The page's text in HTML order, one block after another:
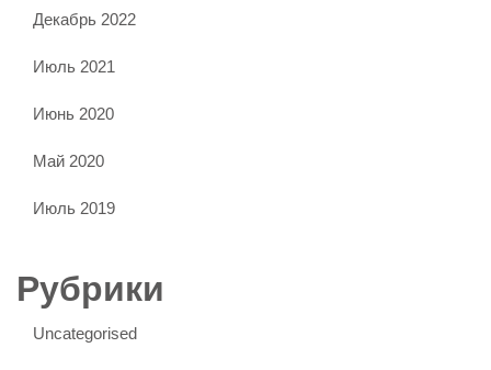
Декабрь 2022
Июль 2021
Июнь 2020
Май 2020
Июль 2019
Рубрики
Uncategorised